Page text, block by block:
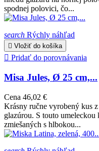
spodnej polovici, čo...
search Rýchly náhľad
 Vložiť do košíka
 Pridať do porovnávania
Misa Jules, Ø 25 cm,...
Cena 46,02 €
Krásny ručne vyrobený kus
glazúrou. S touto
zmiešaných s hlbokou...